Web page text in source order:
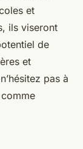
et
ils viseront
de
et
pas à